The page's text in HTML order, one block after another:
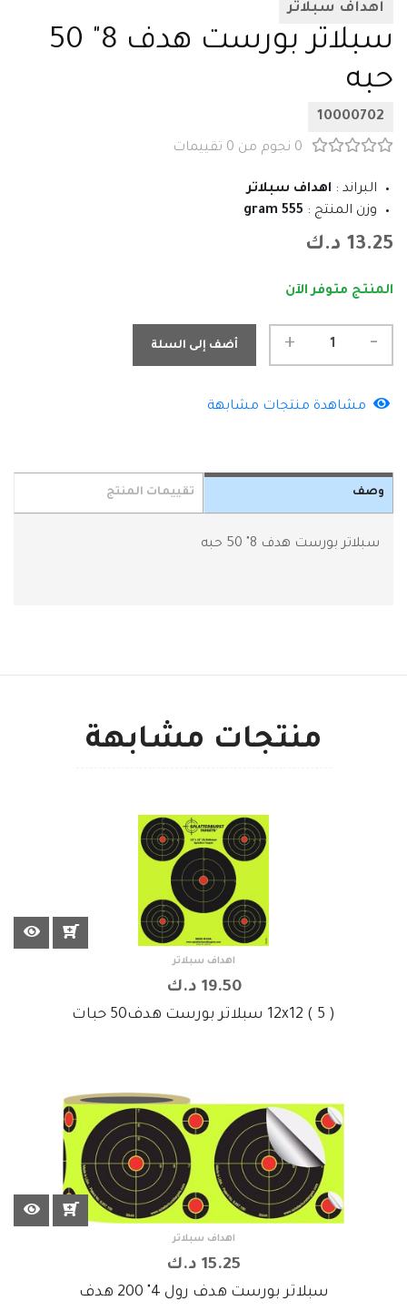
اهداف سبلاتر
سبلاتر بورست هدف 8" 50
حبه
10000702
0 نجوم من 0 تقييمات
البراند : اهداف سبلاتر
وزن المنتج : 555 gram
13.25 د.ك
المنتج متوفر الآن
-
+ أضف إلى السلة
مشاهدة منتجات مشابهة
وصف تقييمات المنتج
سبلاتر بورست هدف 8" 50 حبه
منتجات مشابهة
اهداف سبلاتر
19.50 د.ك
12x12 ( 5 ) سبلاتر بورست هدف50 حبات
اهداف سبلاتر
15.25 د.ك
سبلاتر بورست هدف رول 4" 200 هدف